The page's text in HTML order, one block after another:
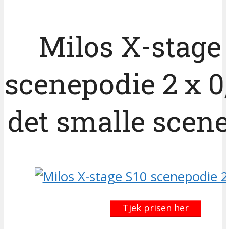
Milos X-stage
scenepodie 2 x
det smalle
Tjek prisen her